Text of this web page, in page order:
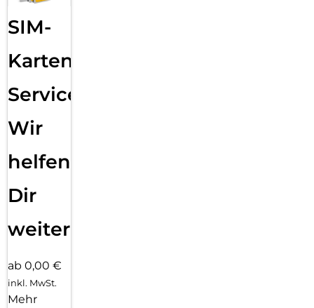
SIM-
Karten
Service:
Wir
helfen
Dir
weiter
ab 0,00 €
inkl. MwSt.
Mehr